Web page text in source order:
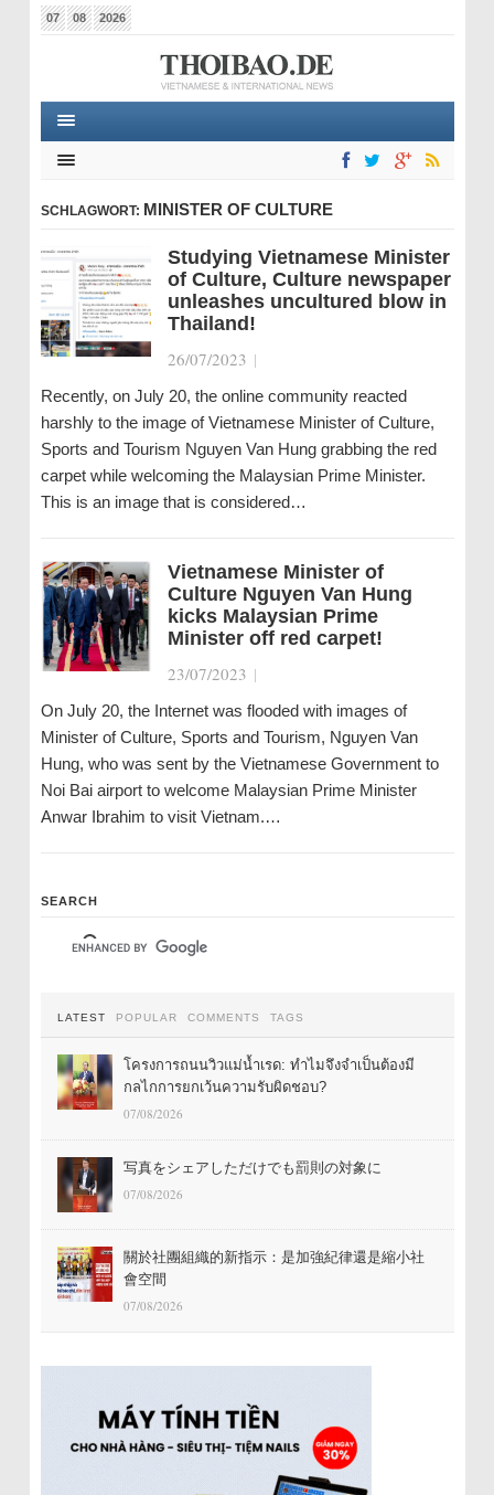
07 08 2026
SCHLAGWORT: MINISTER OF CULTURE
Studying Vietnamese Minister
of Culture, Culture newspaper
unleashes uncultured blow in
Thailand!
26/07/2023 |
Recently, on July 20, the online community reacted
harshly to the image of Vietnamese Minister of Culture,
Sports and Tourism Nguyen Van Hung grabbing the red
carpet while welcoming the Malaysian Prime Minister.
This is an image that is considered…
Vietnamese Minister of
Culture Nguyen Van Hung
kicks Malaysian Prime
Minister off red carpet!
23/07/2023 |
On July 20, the Internet was flooded with images of
Minister of Culture, Sports and Tourism, Nguyen Van
Hung, who was sent by the Vietnamese Government to
Noi Bai airport to welcome Malaysian Prime Minister
Anwar Ibrahim to visit Vietnam.…
SEARCH
LATEST POPULAR COMMENTS TAGS
โครงการถนนวิวแม่น้ำเรด: ทำไมจึงจำเป็นต้องมี
กลไกการยกเว้นความรับผิดชอบ?
07/08/2026
写真をシェアしただけでも罰則の対象に
07/08/2026
關於社團組織的新指示：是加強紀律還是縮小社
會空間
07/08/2026